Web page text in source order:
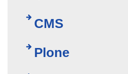
CMS
Plone